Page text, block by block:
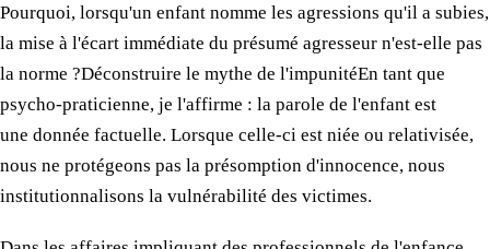
Pourquoi, lorsqu'un enfant nomme les agressions qu'il a subies,
la mise à l'écart immédiate du présumé agresseur n'est-elle pas
la norme ? ​Déconstruire le mythe de l'impunité ​En tant que
psycho-praticienne, je l'affirme : la parole de l'enfant est
une donnée factuelle. Lorsque celle-ci est niée ou relativisée,
nous ne protégeons pas la présomption d'innocence, nous
institutionnalisons la vulnérabilité des victimes.